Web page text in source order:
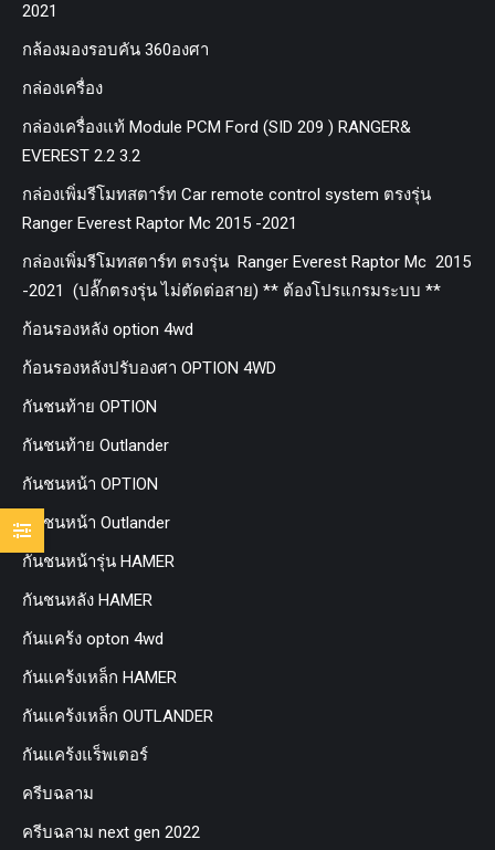
2021
กล้องมองรอบคัน 360องศา
กล่องเครื่อง
กล่องเครื่องแท้ Module PCM Ford (SID 209 ) RANGER&
EVEREST 2.2 3.2
กล่องเพิ่มรีโมทสตาร์ท Car remote control system ตรงรุ่น
Ranger Everest Raptor Mc 2015 -2021
กล่องเพิ่มรีโมทสตาร์ท ตรงรุ่น Ranger Everest Raptor Mc 2015
-2021 (ปลั๊กตรงรุ่น ไม่ตัดต่อสาย) ** ต้องโปรแกรมระบบ **
ก้อนรองหลัง option 4wd
ก้อนรองหลังปรับองศา OPTION 4WD
กันชนท้าย OPTION
กันชนท้าย Outlander
กันชนหน้า OPTION
กันชนหน้า Outlander
กันชนหน้ารุ่น HAMER
กันชนหลัง HAMER
กันแคร้ง opton 4wd
กันแคร้งเหล็ก HAMER
กันแคร้งเหล็ก OUTLANDER
กันแคร้งแร็พเตอร์
ครีบฉลาม
ครีบฉลาม next gen 2022